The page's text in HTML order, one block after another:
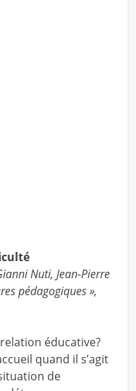
Nuti, Jean-Pierre
pédagogiques »,
relation éducative?
quand il s’agit
de